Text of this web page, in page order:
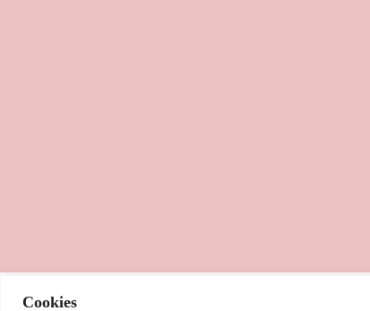
Cookies